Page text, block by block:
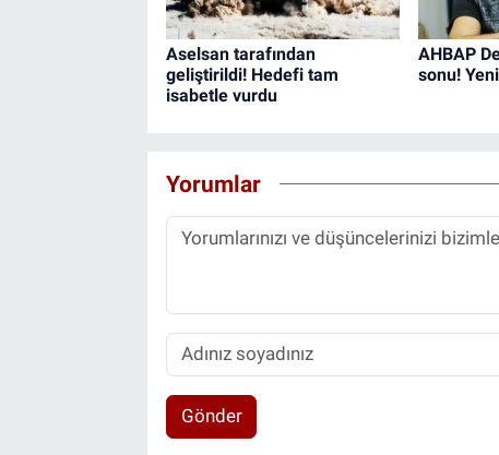
Aselsan tarafından
geliştirildi! Hedefi tam
isabetle vurdu
AHBAP
sonu!
Yorumlar
Gönder